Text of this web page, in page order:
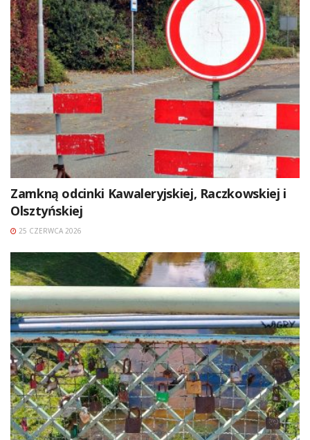
Zamkną odcinki Kawaleryjskiej, Raczkowskiej i
Olsztyńskiej
25 CZERWCA 2026